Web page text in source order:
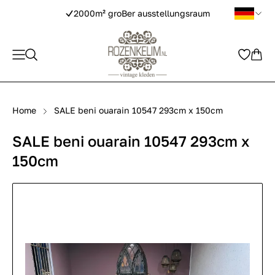
2000m² groBer ausstellungsraum
Home SALE beni ouarain 10547 293cm x 150cm
SALE beni ouarain 10547 293cm x
150cm